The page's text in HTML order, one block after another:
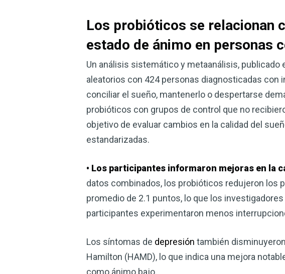
Los probióticos se relacionan
estado de ánimo en personas
Un análisis sistemático y metaanálisis,
aleatorios con 424 personas diagnosticadas con
conciliar el sueño, mantenerlo o despertarse
probióticos con grupos de control que no
objetivo de evaluar cambios en la calidad del
estandarizadas.
• Los participantes informaron mejoras en la
datos combinados, los probióticos redujeron los
promedio de 2.1 puntos, lo que los
participantes experimentaron menos
Los síntomas de depresión también
Hamilton (HAMD), lo que indica una mejora
como ánimo bajo.